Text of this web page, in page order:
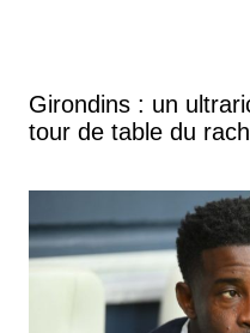
Girondins : un
tour de table du